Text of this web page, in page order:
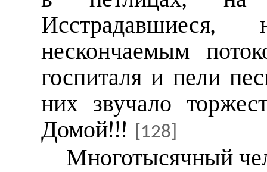
нескончаемым
госпиталя и пели
них звучало
Домой!!!
[128]
Многотысячный